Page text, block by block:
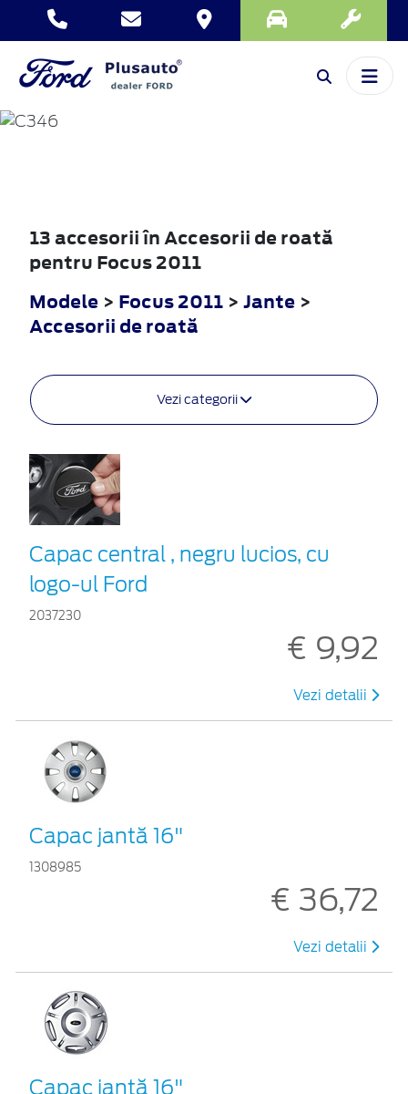
FOCUS
13 accesorii în Accesorii de roată
pentru Focus 2011
Modele > Focus 2011 > Jante >
Accesorii de roată
Vezi categorii
Capac central , negru lucios, cu
logo-ul Ford
2037230
€ 9,92
Vezi detalii
Capac jantă 16"
1308985
€ 36,72
Vezi detalii
Capac jantă 16"